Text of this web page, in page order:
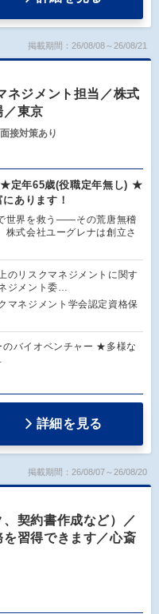
掲載期間：26/08/08～26/08/21
ネジメント担当／株式
／東京
接対策あり
定年65歳(役職定年無し) ★
あります！
世界を救う――その荒唐無稽
株式会社ユーグレナは創立さ
のリスクマネジメントに関す
ジメント委…
マネジメント学会認定資格保
のバイオベンチャー ★多様な
詳細を見る
掲載期間：26/08/07～26/08/20
契約書作成など）／
習得できます／心斎